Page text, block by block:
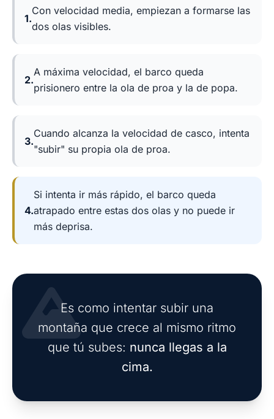
1.
Con velocidad media, empiezan a formarse las
dos olas visibles.
2.
A máxima velocidad, el barco queda
prisionero entre la ola de proa y la de popa.
3.
Cuando alcanza la velocidad de casco, intenta
"subir" su propia ola de proa.
4.
Si intenta ir más rápido, el barco queda
atrapado entre estas dos olas y no puede ir
más deprisa.
Es como intentar subir una
montaña que crece al mismo ritmo
que tú subes: nunca llegas a la
cima.